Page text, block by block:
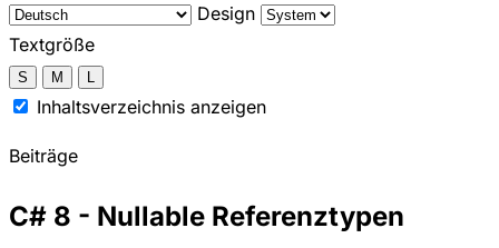
Design
Textgröße
S M L
Inhaltsverzeichnis anzeigen
Beiträge
C# 8 - Nullable Referenztypen